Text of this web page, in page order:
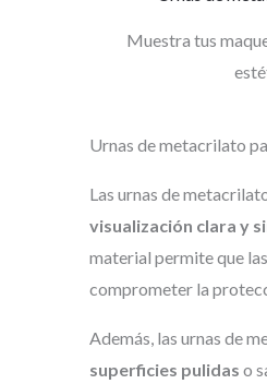
Muestra tus
Urnas de metacrilato
Las urnas de
visualización clara y
material permite que
comprometer la
Además, las urnas de
superficies pulidas o